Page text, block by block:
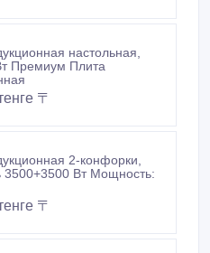
настольная,
Премиум Плита
〒
2-конфорки,
3500+3500 Вт Мощность:
〒